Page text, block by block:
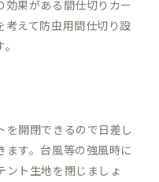
効果がある間仕切りカー
考えて防虫用間仕切り設
を開閉できるので日差し
ます。台風等の強風時に
ント生地を閉じましょ